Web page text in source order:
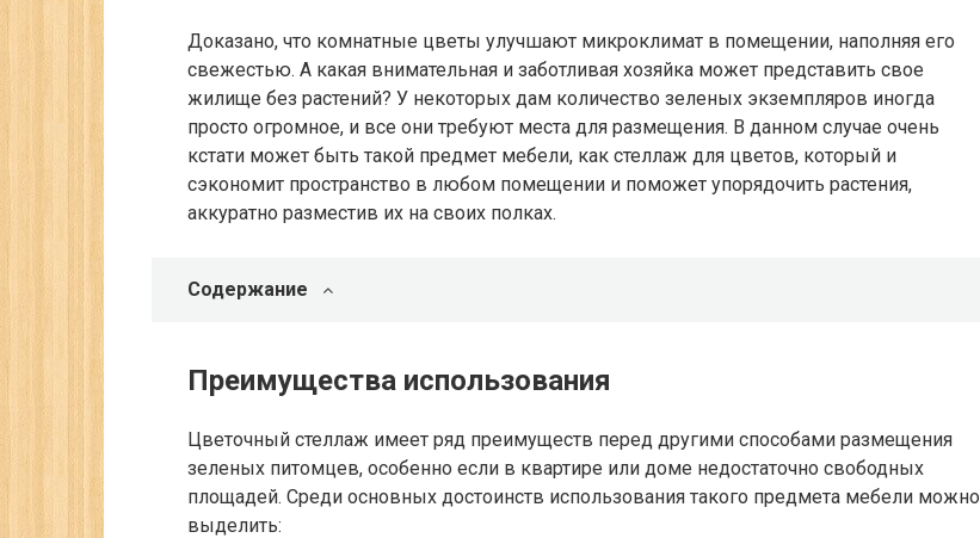
Доказано, что комнатные цветы улучшают микроклимат в помещении, наполняя его
свежестью. А какая внимательная и заботливая хозяйка может представить свое
жилище без растений? У некоторых дам количество зеленых экземпляров иногда
просто огромное, и все они требуют места для размещения. В данном случае очень
кстати может быть такой предмет мебели, как стеллаж для цветов, который и
сэкономит пространство в любом помещении и поможет упорядочить растения,
аккуратно разместив их на своих полках.
Содержание
Преимущества использования
Цветочный стеллаж имеет ряд преимуществ перед другими способами размещения
зеленых питомцев, особенно если в квартире или доме недостаточно свободных
площадей. Среди основных достоинств использования такого предмета мебели можно
выделить: